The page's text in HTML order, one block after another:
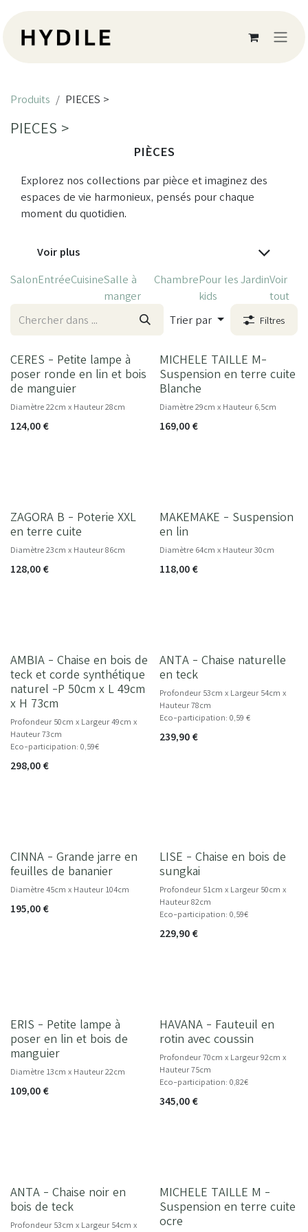
Produits PIECES >
PIECES >
PIÈCES
Explorez nos collections par pièce et imaginez des
espaces de vie harmonieux, pensés pour chaque
moment du quotidien.
Voir plus
SalonEntréeCuisineSalle à
manger
ChambrePour les
kids
JardinVoir
tout
Trier par
Filtres
NOUVEAU
CERES - Petite lampe à
poser ronde en lin et bois
de manguier
Diamètre 22cm x Hauteur 28cm
124,00 €
MICHELE TAILLE M-
Suspension en terre cuite
Blanche
Diamètre 29cm x Hauteur 6,5cm
169,00€
ZAGORA B - Poterie XXL
en terre cuite
Diamètre 23cm x Hauteur 86cm
128,00 €
NOUVEAU
MAKEMAKE - Suspension
en lin
Diamètre 64cm x Hauteur 30cm
118,00€
NOUVEAU
AMBIA - Chaise en bois de
teck et corde synthétique
naturel -P 50cm x L 49cm
x H 73cm
Profondeur 50cm x Largeur 49cm x
Hauteur 73cm
Eco-participation: 0,59€
298,00 €
ANTA - Chaise naturelle
en teck
Profondeur 53cm x Largeur 54cm x
Hauteur 78cm
Eco-participation: 0,59 €
239,90€
NOUVEAU
CINNA - Grande jarre en
feuilles de bananier
Diamètre 45cm x Hauteur 104cm
195,00 €
NOUVEAU
LISE - Chaise en bois de
sungkai
Profondeur 51cm x Largeur 50cm x
Hauteur 82cm
Eco-participation: 0,59€
229,90€
NOUVEAU
ERIS - Petite lampe à
poser en lin et bois de
manguier
Diamètre 13cm x Hauteur 22cm
109,00 €
HAVANA - Fauteuil en
rotin avec coussin
Profondeur 70cm x Largeur 92cm x
Hauteur 75cm
Eco-participation: 0,82€
345,00€
ANTA - Chaise noir en
bois de teck
Profondeur 53cm x Largeur 54cm x
MICHELE TAILLE M -
Suspension en terre cuite
ocre